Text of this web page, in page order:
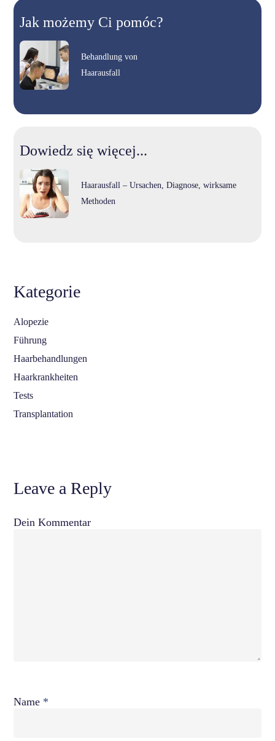
Jak możemy Ci pomóc?
Behandlung von
Haarausfall
Dowiedz się więcej...
Haarausfall – Ursachen, Diagnose, wirksame
Methoden
Kategorie
Alopezie
Führung
Haarbehandlungen
Haarkrankheiten
Tests
Transplantation
Leave a Reply
Dein Kommentar
Name *